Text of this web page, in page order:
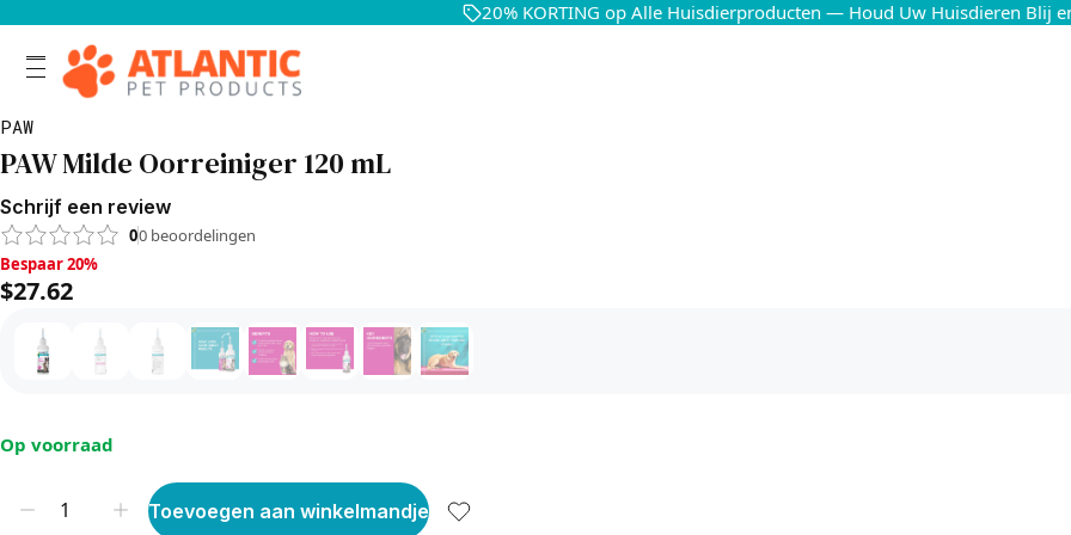
20% KORTING op Alle Huisdierproducten — Houd Uw Huisdieren Blij
PAW
PAW Milde Oorreiniger 120 mL
Schrijf een review
00 beoordelingen
Bespaar 20%, $27.62
Bespaar 20%
$27.62
Op voorraad
Toevoegen aan winkelmandje